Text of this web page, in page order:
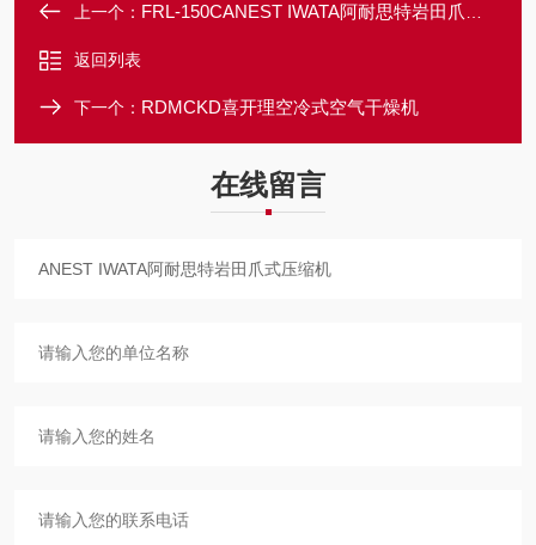
上一个： FRL-150CANEST IWATA阿耐思特岩田爪式压缩机
返回列表
下一个： RDMCKD喜开理空冷式空气干燥机
在线留言